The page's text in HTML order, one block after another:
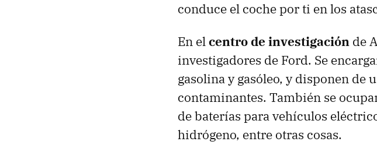
conduce el coche por ti en los
En elcentro de investigación de
investigadores de Ford. Se
gasolina y gasóleo, y disponen
contaminantes. También se
de baterías para vehículos
hidrógeno, entre otras cosas.